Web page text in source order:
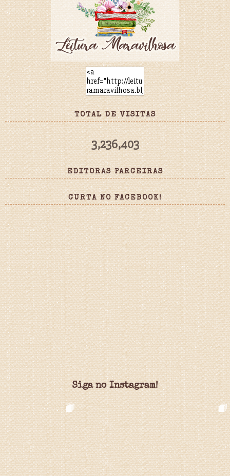
TOTAL DE VISITAS
3,236,403
EDITORAS PARCEIRAS
CURTA NO FACEBOOK!
Siga no Instagram!